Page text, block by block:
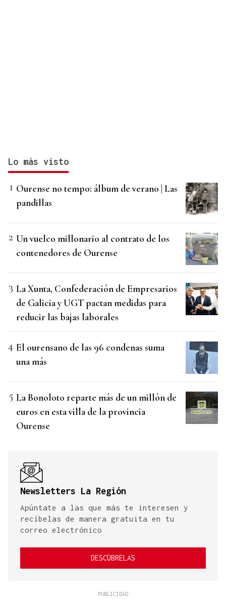
Lo más visto
Ourense no tempo: álbum de verano | Las
pandillas
Un vuelco millonario al contrato de los
contenedores de Ourense
La Xunta, Confederación de Empresarios
de Galicia y UGT pactan medidas para
reducir las bajas laborales
El ourensano de las 96 condenas suma
una más
La Bonoloto reparte más de un millón de
euros en esta villa de la provincia
Ourense
Newsletters La Región
Apúntate a las que más te interesen y
recíbelas de manera gratuita en tu
correo electrónico
DESCÚBRELAS